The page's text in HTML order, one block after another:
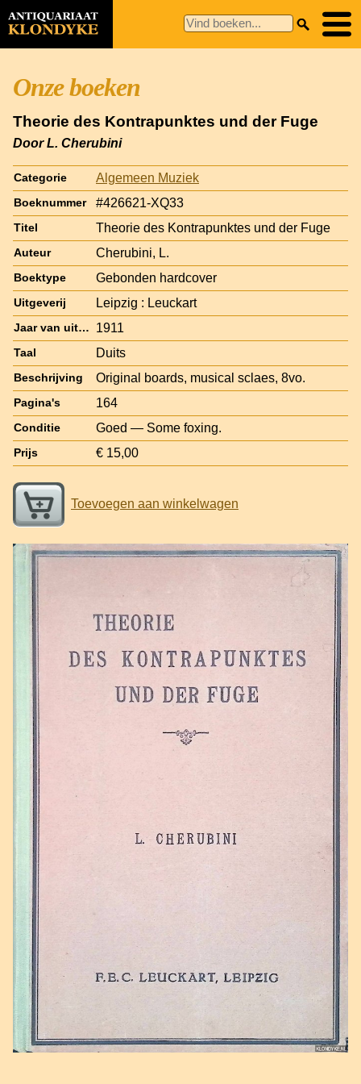
Onze boeken
Theorie des Kontrapunktes und der Fuge
Door L. Cherubini
Categorie Algemeen Muziek
Boeknummer #426621-XQ33
Titel Theorie des Kontrapunktes und der Fuge
Auteur Cherubini, L.
Boektype Gebonden hardcover
Uitgeverij Leipzig : Leuckart
Jaar van uitgave 1911
Taal Duits
Beschrijving Original boards, musical sclaes, 8vo.
Pagina's 164
Conditie Goed — Some foxing.
Prijs € 15,00
Toevoegen aan winkelwagen